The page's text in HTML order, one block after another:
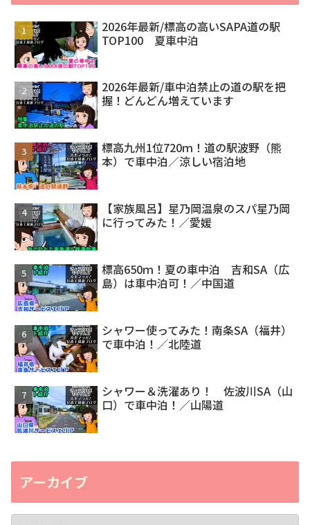
2026年最新/標高の高いSAPA道の駅
TOP100 夏車中泊
2026年最新/車中泊禁止の道の駅を把
握！どんどん増えています
標高九州1位720ｍ！道の駅波野（熊
本）で車中泊／涼しい宿泊地
【家族風呂】星乃岡温泉のスパ星乃岡
に行ってみた！／愛媛
標高650ｍ！夏の車中泊 吉和SA（広
島）は車中泊可！／中国道
シャワー使ってみた！南条SA（福井）
で車中泊！／北陸道
シャワー＆洗濯あり！ 佐波川SA（山
口）で車中泊！／山陽道
アーカイブ